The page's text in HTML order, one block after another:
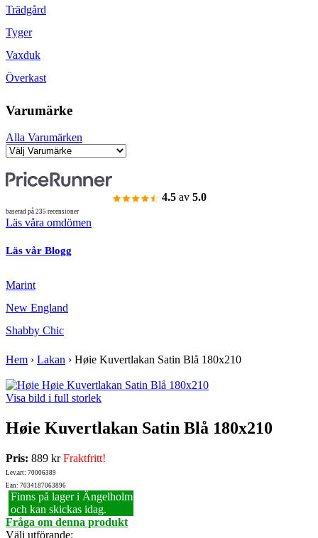
Trädgård
Tyger
Vaxduk
Överkast
Varumärke
Alla Varumärken
4.5 av 5.0
baserad på 235 recensioner
Läs våra omdömen
Läs vår Blogg
Marint
New England
Shabby Chic
Hem › Lakan › Høie Kuvertlakan Satin Blå 180x210
Visa bild i full storlek
Høie Kuvertlakan Satin Blå 180x210
Pris: 889 krFraktfritt!
Lev.art: 70006389
Ean: 7034187063896
Finns på lager i Ängelholm
och kan skickas idag.
Fråga om denna produkt
Välj utförande: